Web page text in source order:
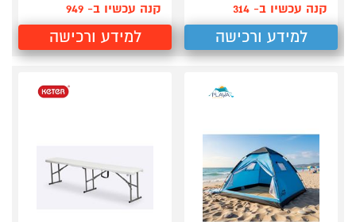
קנה עכשיו ב- 314
למידע ורכישה
קנה עכשיו ב- 949
למידע ורכישה